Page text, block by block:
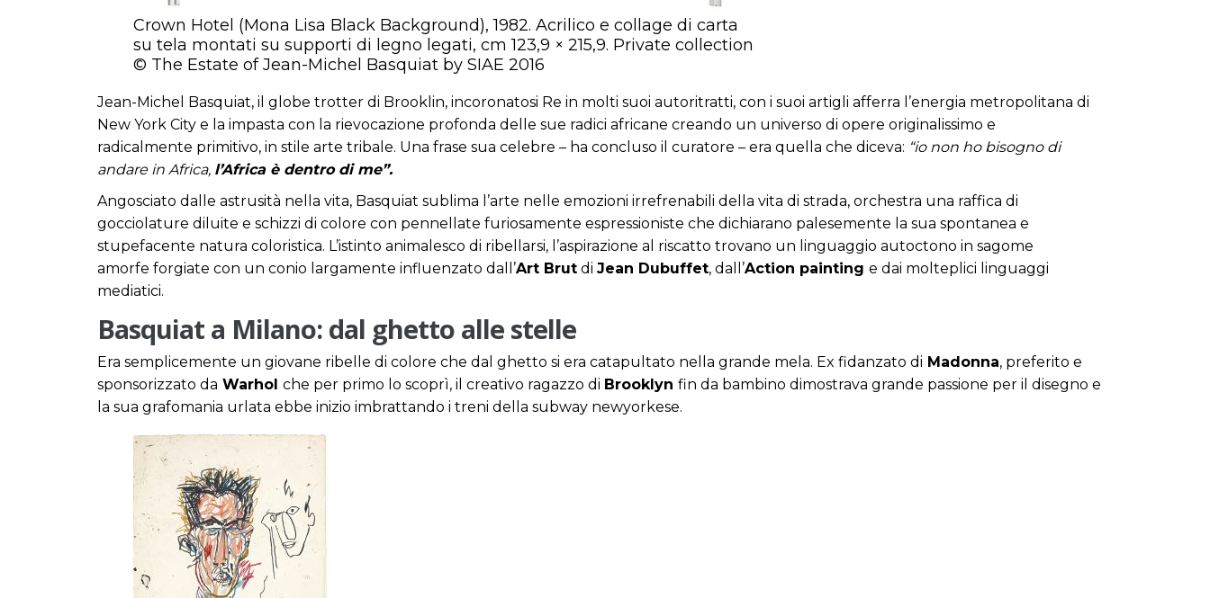
Crown Hotel (Mona Lisa Black Background), 1982. Acrilico e collage di carta
su tela montati su supporti di legno legati, cm 123,9 × 215,9. Private collection
© The Estate of Jean-Michel Basquiat by SIAE 2016
Jean-Michel Basquiat, il globe trotter di Brooklin, incoronatosi Re in molti suoi autoritratti, con i suoi artigli afferra l’energia metropolitana di
New York City e la impasta con la rievocazione profonda delle sue radici africane creando un universo di opere originalissimo e
radicalmente primitivo, in stile arte tribale. Una frase sua celebre – ha concluso il curatore – era quella che diceva: “io non ho bisogno di
andare in Africa, l’Africa è dentro di me”.
Angosciato dalle astrusità nella vita, Basquiat sublima l’arte nelle emozioni irrefrenabili della vita di strada, orchestra una raffica di
gocciolature diluite e schizzi di colore con pennellate furiosamente espressioniste che dichiarano palesemente la sua spontanea e
stupefacente natura coloristica. L’istinto animalesco di ribellarsi, l’aspirazione al riscatto trovano un linguaggio autoctono in sagome
amorfe forgiate con un conio largamente influenzato dall’Art Brut di Jean Dubuffet, dall’Action painting e dai molteplici linguaggi
mediatici.
Basquiat a Milano: dal ghetto alle stelle
Era semplicemente un giovane ribelle di colore che dal ghetto si era catapultato nella grande mela. Ex fidanzato di Madonna, preferito e
sponsorizzato da Warhol che per primo lo scoprì, il creativo ragazzo di Brooklyn fin da bambino dimostrava grande passione per il disegno e
la sua grafomania urlata ebbe inizio imbrattando i treni della subway newyorkese.